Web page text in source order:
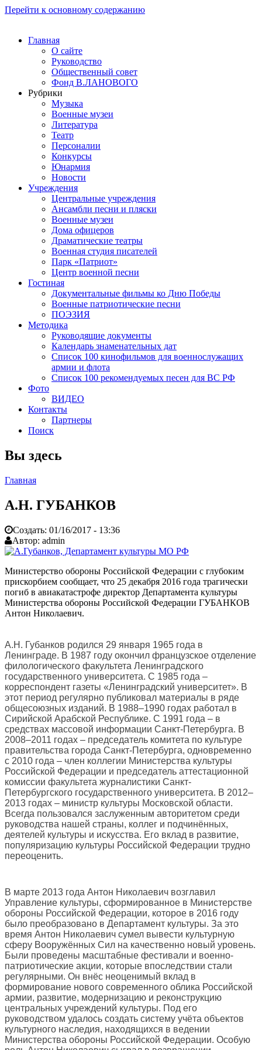
Перейти к основному содержанию
Главная
О сайте
Руководство
Общественный совет
Фонд В.ЛАНОВОГО
Рубрики
Музыка
Военные музеи
Литература
Театр
Персоналии
Конкурсы
Юнармия
Новости
Учреждения
Центральные учреждения
Ансамбли песни и пляски
Военные музеи
Дома офицеров
Драматические театры
Военная студия писателей
Парк «Патриот»
Центр военной песни
Гостиная
Документальные фильмы ко Дню Победы
Военные патриотические песни
ПОЭЗИЯ
Методика
Руководящие документы
Календарь знаменательных дат
Список 100 кинофильмов для военнослужащих
армии и флота
Список 100 рекомендуемых песен для ВС РФ
Фото
ВИДЕО
Контакты
Партнеры
Поиск
Вы здесь
Главная
А.Н. ГУБАНКОВ
Создать: 01/16/2017 - 13:36
Автор: admin
Министерство обороны Российской Федерации с глубоким
прискорбием сообщает, что 25 декабря 2016 года трагически
погиб в авиакатастрофе директор Департамента культуры
Министерства обороны Российской Федерации ГУБАНКОВ
Антон Николаевич.
А.Н. Губанков родился 29 января 1965 года в
Ленинграде. В 1987 году окончил французское отделение
филологического факультета Ленинградского
государственного университета. С 1985 года –
корреспондент газеты «Ленинградский университет». В
этот период регулярно публиковал материалы в ряде
общесоюзных изданий. В 1988–1990 годах работал в
Сирийской Арабской Республике. С 1991 года – в
средствах массовой информации Санкт-Петербурга. В
2008–2011 годах – председатель комитета по культуре
правительства города Санкт-Петербурга, одновременно
с 2010 года – член коллегии Министерства культуры
Российской Федерации и председатель аттестационной
комиссии факультета журналистики Санкт-
Петербургского государственного университета. В 2012–
2013 годах – министр культуры Московской области.
Всегда пользовался заслуженным авторитетом среди
руководства нашей страны, коллег и подчинённых,
деятелей культуры и искусства. Его вклад в развитие,
популяризацию культуры Российской Федерации трудно
переоценить.
В марте 2013 года Антон Николаевич возглавил
Управление культуры, сформированное в Министерстве
обороны Российской Федерации, которое в 2016 году
было преобразовано в Департамент культуры. За это
время Антон Николаевич сумел вывести культурную
сферу Вооружённых Сил на качественно новый уровень.
Были проведены масштабные фестивали и военно-
патриотические акции, которые впоследствии стали
регулярными. Он внёс неоценимый вклад в
формирование нового современного облика Российской
армии, развитие, модернизацию и реконструкцию
центральных учреждений культуры. Под его
руководством удалось создать систему учёта объектов
культурного наследия, находящихся в ведении
Министерства обороны Российской Федерации. Особую